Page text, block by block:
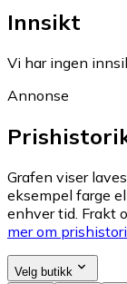
Innsikt
Vi har ingen
Annonse
Grafen viser
eksempel farge
enhver tid. Frakt
mer om
Velg butikk